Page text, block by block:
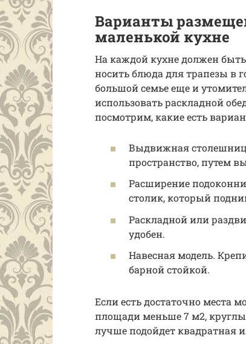
Варианты
маленькой кухне
На каждой кухне должен быть
носить блюда для трапезы в
большой семье еще и
использовать раскладной
посмотрим, какие есть
Выдвижная
пространство, путем
Расширение
столик, который
Раскладной или
удобен.
Навесная модель.
барной стойкой.
Если есть достаточно места
площади меньше 7 м2,
лучше подойдет квадратная